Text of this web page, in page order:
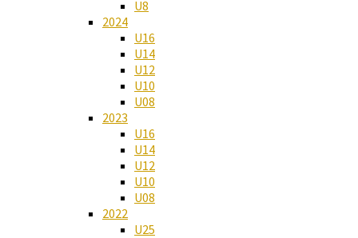
U8
2024
U16
U14
U12
U10
U08
2023
U16
U14
U12
U10
U08
2022
U25